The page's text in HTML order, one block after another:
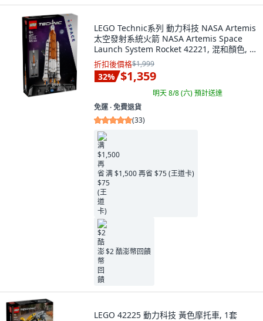
LEGO Technic系列 動力科技 NASA Artemis
太空發射系統火箭 NASA Artemis Space
Launch System Rocket 42221, 混和顏色, 1
個
折扣後價格$1,999
32% $1,359
明天 8/8 (六)預計送達
免運 ∙ 免費退貨
(33)
满 $1,500 再省 $75 (王道卡)
$2 酷澎幣回饋
LEGO 42225 動力科技 黃色摩托車, 1套